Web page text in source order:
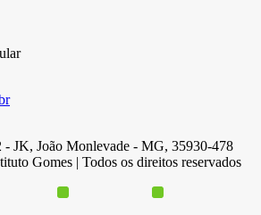
JK, João Monlevade - MG, 35930-478
Gomes | Todos os direitos reservados